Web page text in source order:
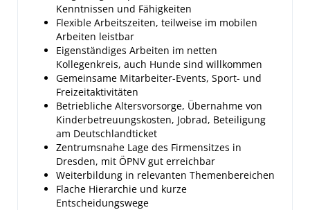
Kenntnissen und Fähigkeiten
Flexible Arbeitszeiten, teilweise im mobilen
Arbeiten leistbar
Eigenständiges Arbeiten im netten
Kollegenkreis, auch Hunde sind willkommen
Gemeinsame Mitarbeiter-Events, Sport- und
Freizeitaktivitäten
Betriebliche Altersvorsorge, Übernahme von
Kinderbetreuungskosten, Jobrad, Beteiligung
am Deutschlandticket
Zentrumsnahe Lage des Firmensitzes in
Dresden, mit ÖPNV gut erreichbar
Weiterbildung in relevanten Themenbereichen
Flache Hierarchie und kurze
Entscheidungswege